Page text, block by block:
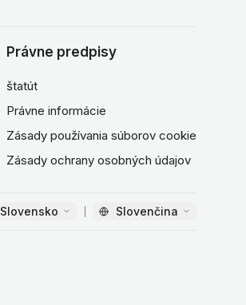
Právne predpisy
štatút
Právne informácie
Zásady používania súborov cookie
Zásady ochrany osobných údajov
Slovensko Slovenčina